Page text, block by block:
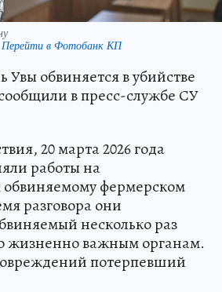
Перейти в Фотобанк КП
Увы обвиняется в убийстве
в пресс-службе СУ
20 марта 2026 года
работы на
фермерском
разговора они
несколько раз
жизненно важным органам.
потерпевший